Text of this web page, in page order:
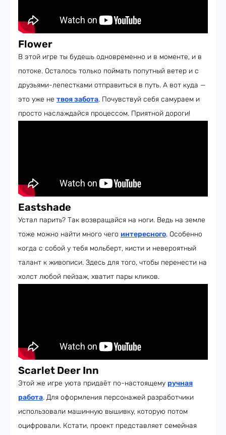
Flower
В этой игре ты будешь одновременно и в моменте, и в
потоке. Осталось только поймать попутный ветер и с
друзьями-лепестками отправиться в путь. А вот куда —
это уже не твоя забота. Почувствуй себя самураем и
просто наслаждайся процессом. Приятной дороги!
Eastshade
Устал парить? Так возвращайся на ноги. Ведь на земле
тоже можно найти много чего интересного. Особенно
когда с собой у тебя мольберт, кисти и невероятный
талант к живописи. Здесь для того, чтобы перенести на
холст любой пейзаж, хватит пары кликов.
Scarlet Deer Inn
Этой же игре уюта придаёт по-настоящему ручная
работа. Для оформления персонажей разработчики
использовали машинную вышивку, которую потом
оцифровали. Кстати, проект представляет семейная